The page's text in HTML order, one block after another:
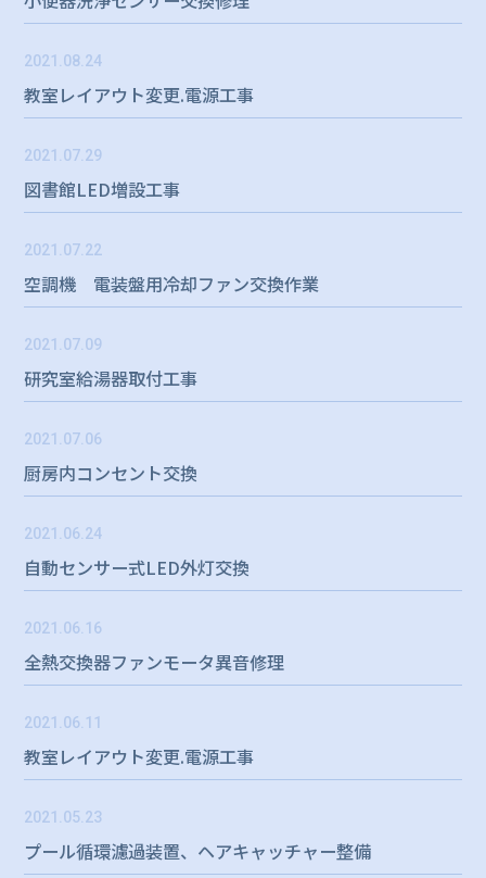
2021.08.24
教室レイアウト変更.電源工事
2021.07.29
図書館LED増設工事
2021.07.22
空調機 電装盤用冷却ファン交換作業
2021.07.09
研究室給湯器取付工事
2021.07.06
厨房内コンセント交換
2021.06.24
自動センサー式LED外灯交換
2021.06.16
全熱交換器ファンモータ異音修理
2021.06.11
教室レイアウト変更.電源工事
2021.05.23
プール循環濾過装置、ヘアキャッチャー整備